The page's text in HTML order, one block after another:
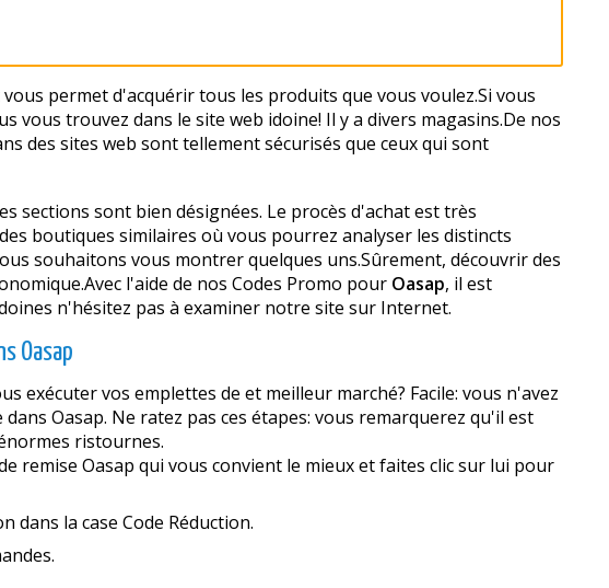
permet d'acquérir tous les produits que vous voulez.Si vous
trouvez dans le site web idoine! Il y a divers magasins.De nos
des sites web sont tellement sécurisés que ceux qui sont
sections sont bien désignées. Le procès d'achat est très
boutiques similaires où vous pourrez analyser les distincts
souhaitons vous montrer quelques uns.Sûrement, découvrir des
l'aide de nos Codes Promo pour Oasap, il est
n'hésitez pas à examiner notre site sur Internet.
Oasap
exécuter vos emplettes de et meilleur marché? Facile: vous n'avez
Oasap. Ne ratez pas ces étapes: vous remarquerez qu'il est
ristournes.
remise Oasap qui vous convient le mieux et faites clic sur lui pour
dans la case Code Réduction.